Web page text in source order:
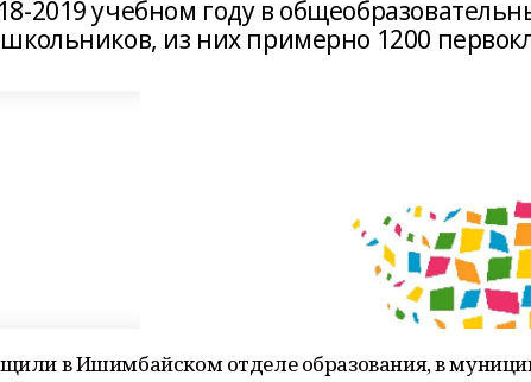
2019 учебном году в
из них примерно 1200
в Ишимбайском отделе образования, в